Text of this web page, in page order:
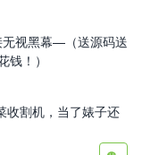
视黑幕—（送源码送
！）
收割机，当了婊子还